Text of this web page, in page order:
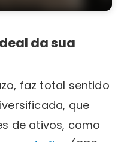
da sua
faz total sentido
que
de ativos, como